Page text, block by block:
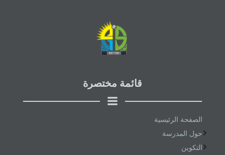
قائمة مختصرة
الصفحة الرئيسية
حول المدرسة
التكوين